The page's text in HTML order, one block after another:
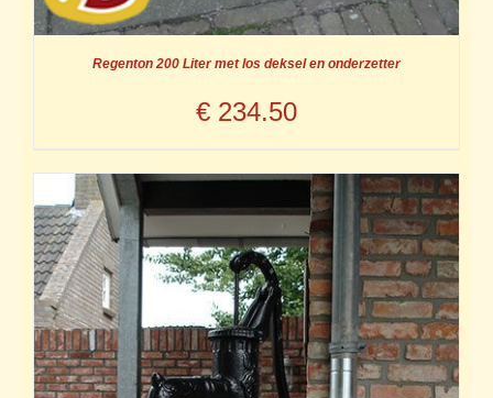
Regenton 200 Liter met los deksel en onderzetter
€ 234.50